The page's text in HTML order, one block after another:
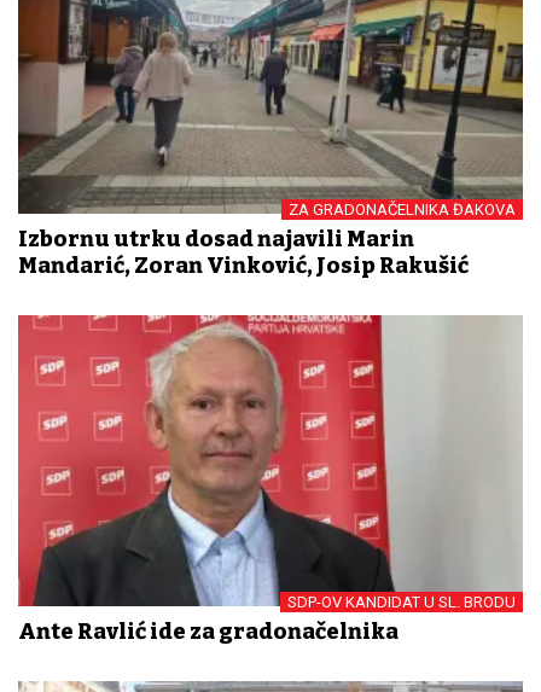
ZA GRADONAČELNIKA ĐAKOVA
Izbornu utrku dosad najavili Marin
Mandarić, Zoran Vinković, Josip Rakušić
SDP-OV KANDIDAT U SL. BRODU
Ante Ravlić ide za gradonačelnika